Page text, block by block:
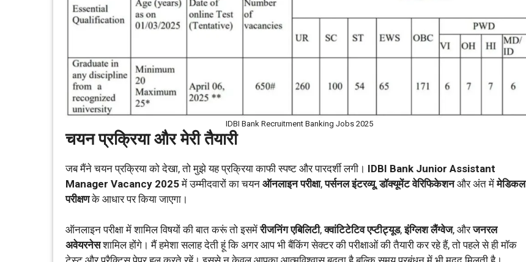
IDBI Bank Recruitment Banking Jobs 2025
चयन प्रक्रिया और मेरी तैयारी
जब मैंने चयन प्रक्रिया को देखा, तो मुझे यह प्रक्रिया काफी स्पष्ट और पारदर्शी लगी। IDBI Bank Junior Assistant
Manager Vacancy 2025में उम्मीदवारों का चयन ऑनलाइन परीक्षा,पर्सनल इंटरव्यू,डॉक्यूमेंट वेरिफिकेशनऔर अंत मेंमेडिकल
परीक्षणके आधार पर किया जाएगा।
ऑनलाइन परीक्षा में शामिल विषयों की बात करूं तो इसमेंरीजनिंग एबिलिटी,क्वांटिटेटिव एप्टीट्यूड,इंग्लिश लैंग्वेज, औरजनरल
अवेयरनेसशामिल होंगे। मैं हमेशा सलाह देती हूं कि अगर आप भी बैंकिंग सेक्टर की परीक्षाओं की तैयारी कर रहे हैं, तो पहले से ही मॉक